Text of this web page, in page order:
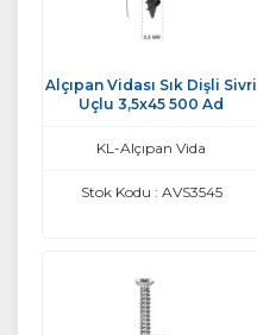
Alçıpan Vidası Sık Dişli Sivri
Uçlu 3,5x45 500 Ad
KL-Alçıpan Vida
Stok Kodu : AVS3545